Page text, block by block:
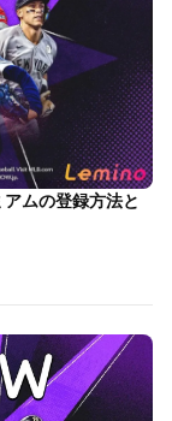
ムの登録方法と